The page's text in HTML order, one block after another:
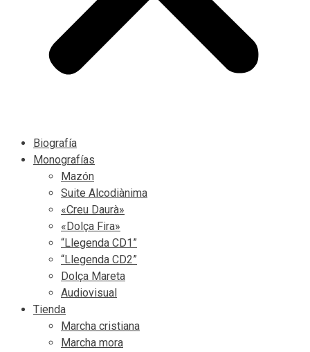
Biografía
Monografías
Mazón
Suite Alcodiànima
«Creu Daurà»
«Dolça Fira»
“Llegenda CD1”
“Llegenda CD2”
Dolça Mareta
Audiovisual
Tienda
Marcha cristiana
Marcha mora